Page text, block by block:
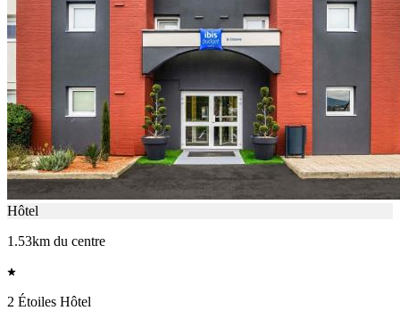
Hôtel
1.53km du centre
2 Étoiles Hôtel